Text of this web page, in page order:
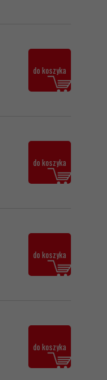
do koszyka
do koszyka
do koszyka
do koszyka